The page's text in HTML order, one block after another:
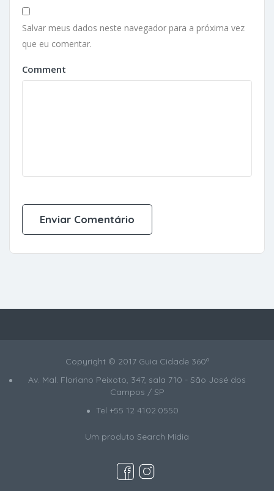
Salvar meus dados neste navegador para a próxima vez
que eu comentar.
Comment
Copyright © 2017 Guia Cidade 360º
Av. Mal. Floriano Peixoto, 347, sala 710 - São José dos
Campos / SP
Tel +55 12 4102.0550
Um produto Search Midia